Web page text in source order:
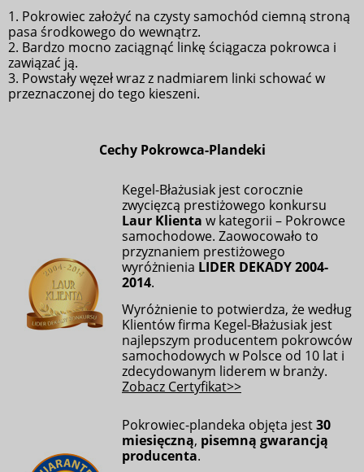
1. Pokrowiec założyć na czysty samochód ciemną stroną
pasa środkowego do wewnątrz.
2. Bardzo mocno zaciągnąć linkę ściągacza pokrowca i
zawiązać ją.
3. Powstały węzeł wraz z nadmiarem linki schować w
przeznaczonej do tego kieszeni.
Cechy Pokrowca-Plandeki
Kegel-Błażusiak jest corocznie
zwycięzcą prestiżowego konkursu
Laur Klienta w kategorii – Pokrowce
samochodowe. Zaowocowało to
przyznaniem prestiżowego
wyróżnienia LIDER DEKADY 2004-
2014.
Wyróżnienie to potwierdza, że według
Klientów firma Kegel-Błażusiak jest
najlepszym producentem pokrowców
samochodowych w Polsce od 10 lat i
zdecydowanym liderem w branży.
Zobacz Certyfikat>>
Pokrowiec-plandeka objęta jest30
miesięczną, pisemną gwarancją
producenta.